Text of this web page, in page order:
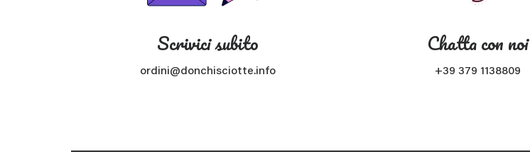
Scrivici subito
ordini@donchisciotte.info
Chatta con noi
+39 379 1138809